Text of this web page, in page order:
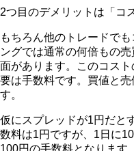
2つ目のデメリットは「コ
もちろん他のトレードで
ングでは通常の何倍もの
面があります。このコスト
要は手数料です。買値と
す。
仮にスプレッドが1円だと
数料は1円ですが、1日に
100円の手数料となります